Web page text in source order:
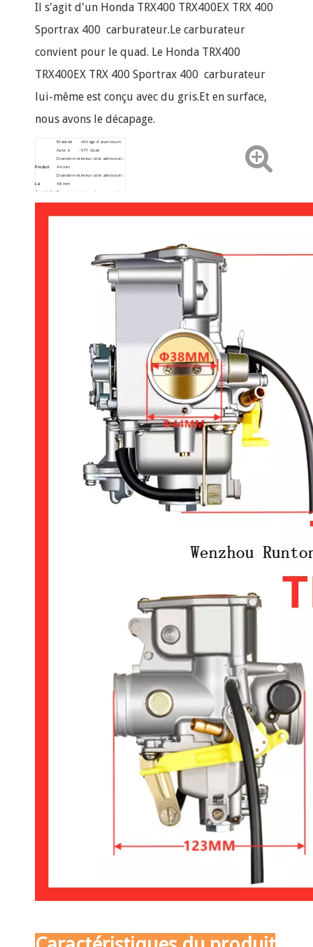
Il s'agit d'un Honda TRX400 TRX400EX TRX 400
Sportrax 400 carburateur.Le carburateur
convient pour le quad. Le Honda TRX400
TRX400EX TRX 400 Sportrax 400 carburateur
lui-même est conçu avec du gris.Et en surface,
nous avons le décapage.
Produit
La
description
Matériel :Alliage d'aluminium
Apte à : VTT Quad
Diamètre intérieur côté admission :
44 mm
Diamètre intérieur côté admission :
48 mm
Diamètre intérieur du support de
filtre à air : 58 mm